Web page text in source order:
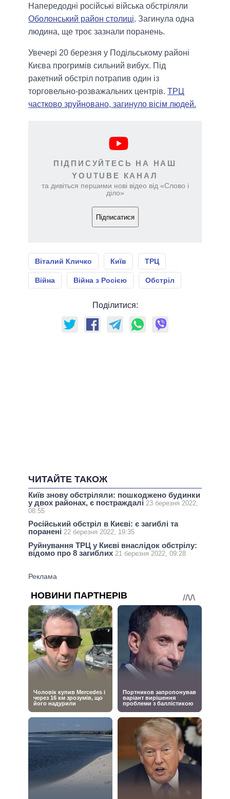
Напередодні російські війська обстріляли
Оболонський район столиці. Загинула одна
людина, ще троє зазнали поранень.
Увечері 20 березня у Подільському районі
Києва прогримів сильний вибух. Під
ракетний обстріл потрапив один із
торговельно-розважальних центрів. ТРЦ
частково зруйновано, загинуло вісім людей.
ПІДПИСУЙТЕСЬ НА НАШ
YOUTUBE КАНАЛ
та дивіться першими нові відео від «Слово і
діло»
Підписатися
Віталий Кличко Київ ТРЦ
Війна Війна з Росією Обстріл
Поділитися:
ЧИТАЙТЕ ТАКОЖ
Київ знову обстріляли: пошкоджено будинки
у двох районах, є постраждалі 23 березня 2022,
08:55
Російський обстріл в Києві: є загиблі та
поранені 22 березня 2022, 19:35
Руйнування ТРЦ у Києві внаслідок обстрілу:
відомо про 8 загиблих 21 березня 2022, 09:28